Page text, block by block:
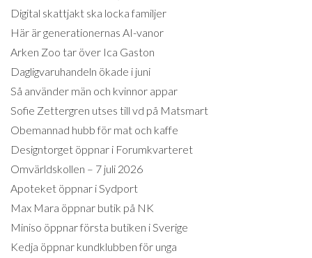
Digital skattjakt ska locka familjer
Här är generationernas AI-vanor
Arken Zoo tar över Ica Gaston
Dagligvaruhandeln ökade i juni
Så använder män och kvinnor appar
Sofie Zettergren utses till vd på Matsmart
Obemannad hubb för mat och kaffe
Designtorget öppnar i Forumkvarteret
Omvärldskollen – 7 juli 2026
Apoteket öppnar i Sydport
Max Mara öppnar butik på NK
Miniso öppnar första butiken i Sverige
Kedja öppnar kundklubben för unga